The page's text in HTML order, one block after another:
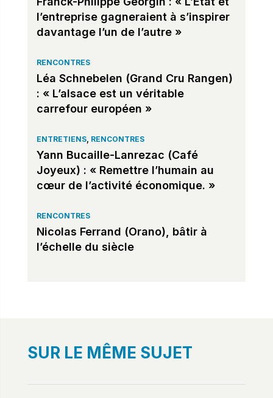
l’entreprise gagneraient à s’inspirer
davantage l’un de l’autre »
RENCONTRES
Léa Schnebelen (Grand Cru Rangen)
: « L’alsace est un véritable
carrefour européen »
ENTRETIENS, RENCONTRES
Yann Bucaille-Lanrezac (Café
Joyeux) : « Remettre l’humain au
cœur de l’activité économique. »
RENCONTRES
Nicolas Ferrand (Orano), bâtir à
l’échelle du siècle
SUR LE MÊME SUJET